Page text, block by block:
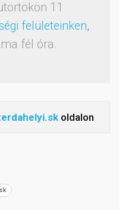
11
felületeinken,
fél óra.
oldalon